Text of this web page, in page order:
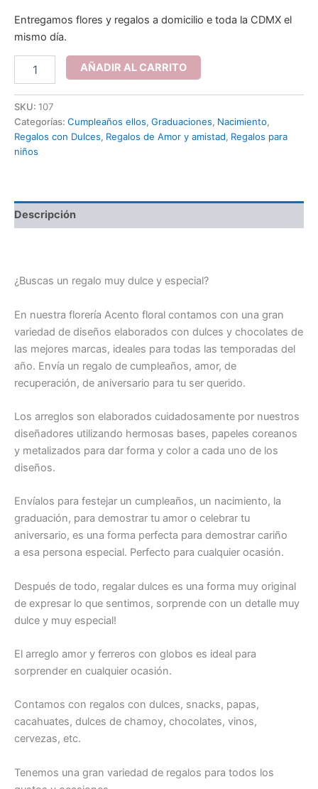
Entregamos flores y regalos a domicilio e toda la CDMX el
mismo día.
dulces
cantidad
AÑADIR AL CARRITO
SKU: 107
Categorías: Cumpleaños ellos, Graduaciones, Nacimiento,
Regalos con Dulces, Regalos de Amor y amistad, Regalos para
niños
Descripción
¿Buscas un regalo muy dulce y especial?
En nuestra florería Acento floral contamos con una gran
variedad de diseños elaborados con dulces y chocolates de
las mejores marcas, ideales para todas las temporadas del
año. Envía un regalo de cumpleaños, amor, de
recuperación, de aniversario para tu ser querido.
Los arreglos son elaborados cuidadosamente por nuestros
diseñadores utilizando hermosas bases, papeles coreanos
y metalizados para dar forma y color a cada uno de los
diseños.
Envíalos para festejar un cumpleaños, un nacimiento, la
graduación, para demostrar tu amor o celebrar tu
aniversario, es una forma perfecta para demostrar cariño
a esa persona especial. Perfecto para cualquier ocasión.
Después de todo, regalar dulces es una forma muy original
de expresar lo que sentimos, sorprende con un detalle muy
dulce y muy especial!
El arreglo amor y ferreros con globos es ideal para
sorprender en cualquier ocasión.
Contamos con regalos con dulces, snacks, papas,
cacahuates, dulces de chamoy, chocolates, vinos,
cervezas, etc.
Tenemos una gran variedad de regalos para todos los